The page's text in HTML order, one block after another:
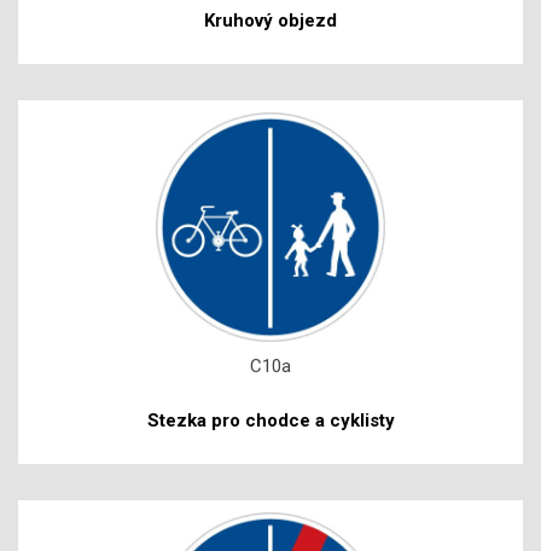
Kruhový objezd
C10a
Stezka pro chodce a cyklisty